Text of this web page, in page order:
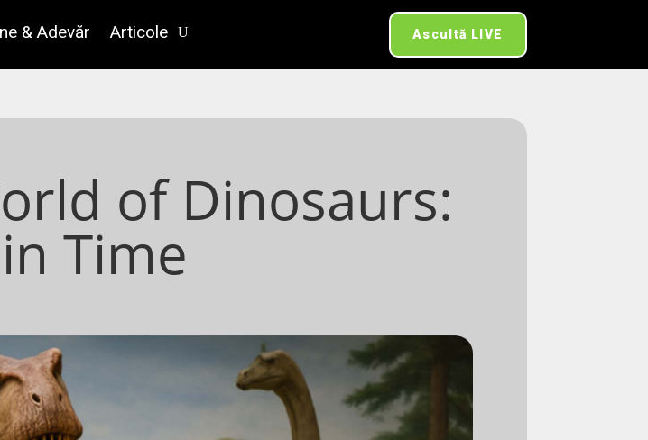
& Adevăr Articole Ascultă LIVE
of Dinosaurs:
Time